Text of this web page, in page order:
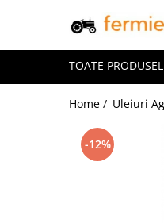
Toate Produsele
Drone Agricole
Uleiuri Agricole si
Piese Tractor U650
Sfoara si Plasa de Balotat
TOATE
Home / Uleiuri
-12%